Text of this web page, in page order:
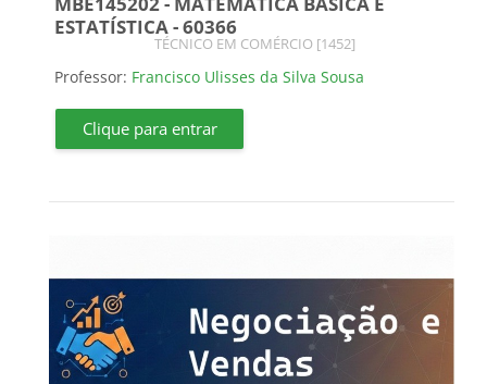
ESTATÍSTICA - 60366
Categoria do curso
TÉCNICO EM COMÉRCIO [1452]
Professor: Francisco Ulisses da Silva Sousa
Clique para entrar